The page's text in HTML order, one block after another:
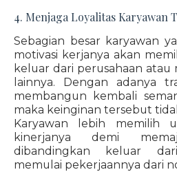
4. Menjaga Loyalitas Karyawan
Sebagian besar karyawan
motivasi kerjanya akan
keluar dari perusahaan
lainnya. Dengan adanya
membangun kembali
maka keinginan tersebut
Karyawan lebih memilih
kinerjanya demi
dibandingkan keluar
memulai pekerjaannya dari